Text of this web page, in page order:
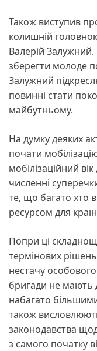
Також виступив
колишній
Валерій
зберегти молоде
Залужний
повинні стати
майбутньому.
На думку деяких
почати
мобілізаційний
численні
те, що багато хто
ресурсом для
Попри ці
термінових
нестачу
бригади не мають
набагато
також
законодавства
з самого початку